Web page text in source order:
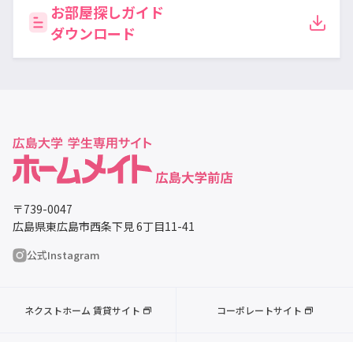
お部屋探しガイド
ダウンロード
〒739-0047
広島県東広島市西条下見 6丁目11-41
公式Instagram
ネクストホーム 賃貸サイト コーポレートサイト